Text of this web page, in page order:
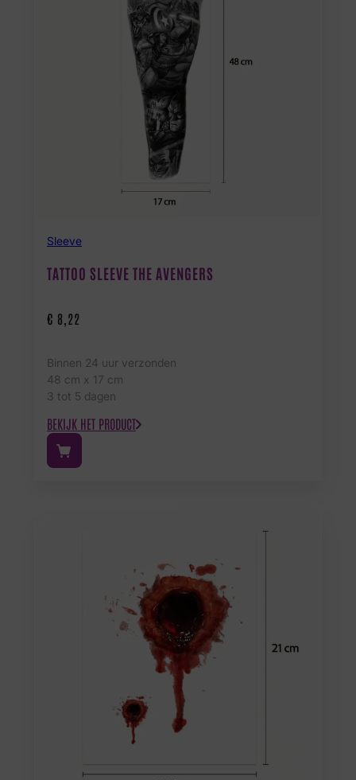
Sleeve
TATTOO SLEEVE THE AVENGERS
€ 8,22
Binnen 24 uur verzonden
48 cm x 17 cm
3 tot 5 dagen
BEKIJK HET PRODUCT